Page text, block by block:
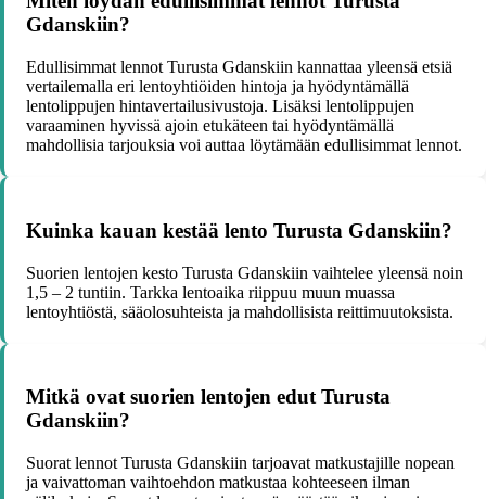
Gdanskiin?
Edullisimmat lennot Turusta Gdanskiin kannattaa yleensä etsiä
vertailemalla eri lentoyhtiöiden hintoja ja hyödyntämällä
lentolippujen hintavertailusivustoja. Lisäksi lentolippujen
varaaminen hyvissä ajoin etukäteen tai hyödyntämällä
mahdollisia tarjouksia voi auttaa löytämään edullisimmat lennot.
Kuinka kauan kestää lento Turusta Gdanskiin?
Suorien lentojen kesto Turusta Gdanskiin vaihtelee yleensä noin
1,5 – 2 tuntiin. Tarkka lentoaika riippuu muun muassa
lentoyhtiöstä, sääolosuhteista ja mahdollisista reittimuutoksista.
Mitkä ovat suorien lentojen edut Turusta
Gdanskiin?
Suorat lennot Turusta Gdanskiin tarjoavat matkustajille nopean
ja vaivattoman vaihtoehdon matkustaa kohteeseen ilman